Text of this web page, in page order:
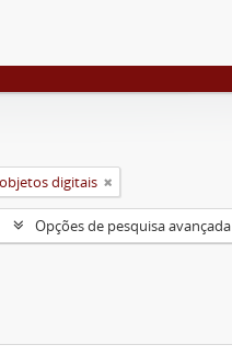
digitais
Opções de pesquisa avançada